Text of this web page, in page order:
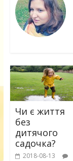
Чи є життя
без
дитячого
садочка?
2018-08-13